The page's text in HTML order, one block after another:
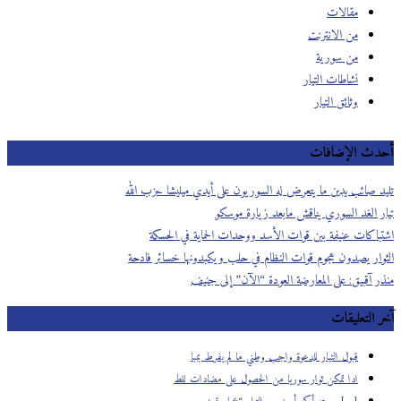
مقالات
من الانترنت
من سورية
نشاطات التيار
وثائق التيار
الإضافات
صائب يدين ما يتعرض له السوريون على أيدي ميليشا حزب الله
الغد السوري يناقش مابعد زيارة موسكو
عنيفة بين قوات الأسد ووحدات الحماية في الحسكة
يصدون هجوم قوات النظام في حلب ويكبدونها خسائر فادحة
آقبيق: على المعارضة العودة “الآن” إلى جنيف
التعليقات
قبول التيار للدعوة واجب وطني ما لم يفرط بمبا
ادا تمكن ثوار سوريا من الحصول على مضادات للط